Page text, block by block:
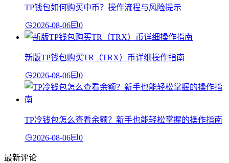
TP钱包如何购买中币？操作流程与风险提示
2026-08-06 0
新版TP钱包购买TR（TRX）币详细操作指南
2026-08-06 0
TP冷钱包怎么查看余额？新手也能轻松掌握的操作指南
2026-08-06 0
最新评论